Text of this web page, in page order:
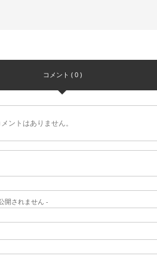
コメント ( 0 )
ントはありません。
開されません -